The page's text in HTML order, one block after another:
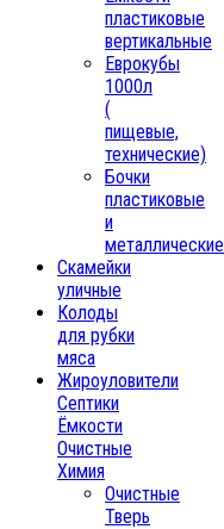
пластиковые
вертикальные
Еврокубы
1000л
(
пищевые,
технические)
Бочки
пластиковые
и
металлические
Скамейки
уличные
Колоды
для рубки
мяса
Жироуловители
Септики
Ёмкости
Очистные
Химия
Очистные
Тверь